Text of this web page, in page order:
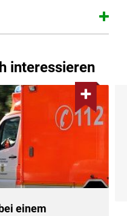
83 KB
interessieren
einem